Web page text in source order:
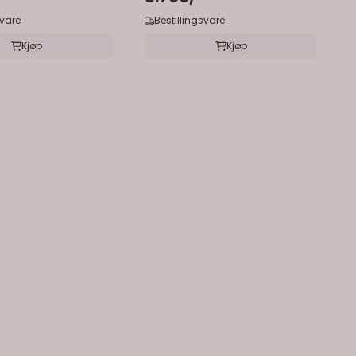
Kjøp
Bestillingsvare
Kjøp